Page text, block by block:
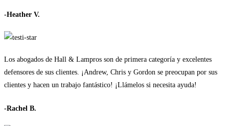
-Heather V.
Los abogados de Hall & Lampros son de primera categoría y excelentes
defensores de sus clientes. ¡Andrew, Chris y Gordon se preocupan por sus
clientes y hacen un trabajo fantástico! ¡Llámelos si necesita ayuda!
-Rachel B.